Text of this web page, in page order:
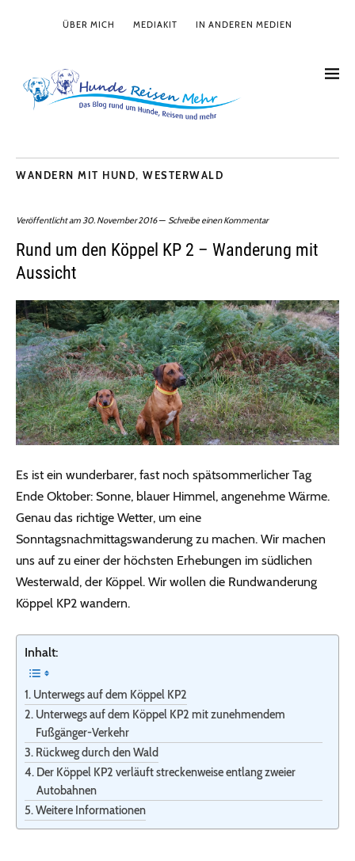
ÜBER MICH MEDIAKIT IN ANDEREN MEDIEN
WANDERN MIT HUND, WESTERWALD
Veröffentlicht am30. November 2016 Schreibe einen Kommentar
Rund um den Köppel KP 2 – Wanderung mit
Aussicht
Es ist ein wunderbarer, fast noch spätsommerlicher Tag
Ende Oktober: Sonne, blauer Himmel, angenehme Wärme.
Genau das richtige Wetter, um eine
Sonntagsnachmittagswanderung zu machen. Wir machen
uns auf zu einer der höchsten Erhebungen im südlichen
Westerwald, der Köppel. Wir wollen die Rundwanderung
Köppel KP2 wandern.
Inhalt:
Unterwegs auf dem Köppel KP2
Unterwegs auf dem Köppel KP2 mit zunehmendem
Fußgänger-Verkehr
Rückweg durch den Wald
Der Köppel KP2 verläuft streckenweise entlang zweier
Autobahnen
Weitere Informationen